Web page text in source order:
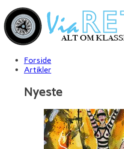
Forside
Artikler
Nyeste